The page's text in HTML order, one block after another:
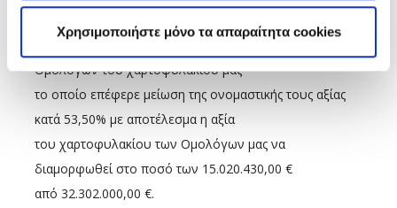
Χρησιμοποιήστε μόνο τα απαραίτητα cookies
ΤA ΑΠΟΘΕΜΑΤΙΚΑ ΜΑΣ ΜΕΤΑ ΤΟ PSI
Στις 12/3/2012 πραγματοποιήθηκε «κούρεμα» των
Ομολόγων του χαρτοφυλακίου μας
το οποίο επέφερε μείωση της ονομαστικής τους αξίας
κατά 53,50% με αποτέλεσμα η αξία
του χαρτοφυλακίου των Ομολόγων μας να
διαμορφωθεί στο ποσό των 15.020.430,00 €
από 32.302.000,00 €.